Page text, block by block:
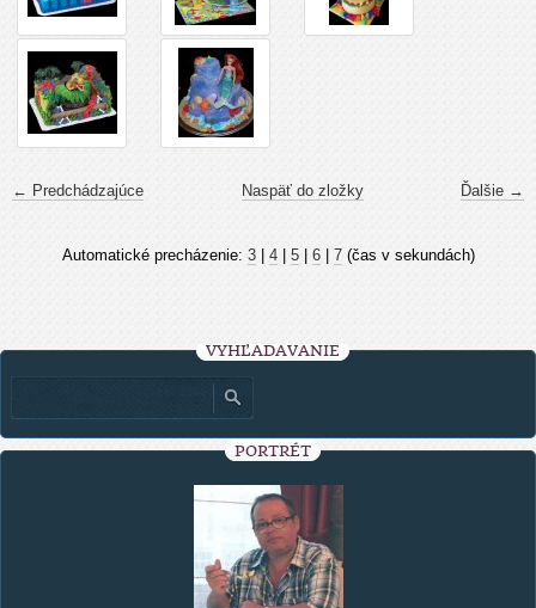
← Predchádzajúce Ďalšie →
Naspäť do zložky
Automatické precházenie: 3| 4| 5| 6| 7(čas v sekundách)
VYHĽADÁVANIE
PORTRÉT